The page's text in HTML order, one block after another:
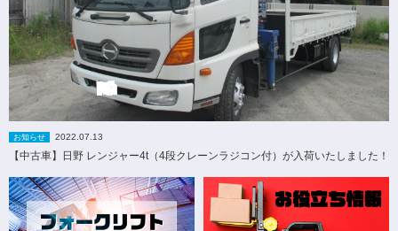
お知らせ 2022.07.13
【中古車】日野 レンジャー4t（4段クレーンラジコン付）が入荷いたしました！